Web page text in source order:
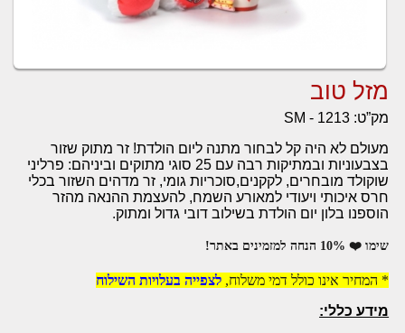
מזל טוב
מק”ט: SM - 1213
מעולם לא היה קל לבחור מתנה ליום הולדת! זר מתוק שזור
בצבעוניות ובמתיקות רבה עם 25 סוגי מתוקים וביניהם: פרליני
שוקולד מובחרים, לקקנים,סוכריות גומי, זר מדהים השזור בכלי
חרס איכותי ויעודי למאורע השמח, להעצמת ההנאה מהזר
הוספנו בלון יום הולדת בשילוב דובי גדול ומתוק.
שימו ❤️ 10% הנחה למזמינים באתר!
* המחיר אינו כולל דמי משלוח, לצפייה בעלויות השילוח
מידע כללי: